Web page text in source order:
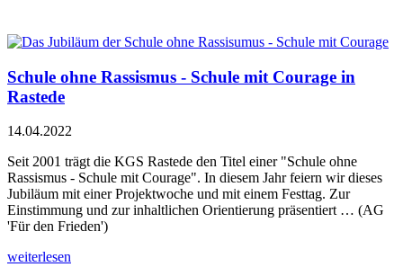
Schule ohne Rassismus - Schule mit Courage in
Rastede
14.04.2022
Seit 2001 trägt die KGS Rastede den Titel einer "Schule ohne
Rassismus - Schule mit Courage". In diesem Jahr feiern wir dieses
Jubiläum mit einer Projektwoche und mit einem Festtag. Zur
Einstimmung und zur inhaltlichen Orientierung präsentiert … (AG
'Für den Frieden')
weiterlesen